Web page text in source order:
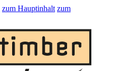
zum Hauptinhalt zum